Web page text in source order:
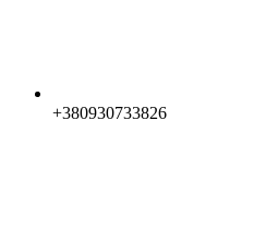
+380930733826